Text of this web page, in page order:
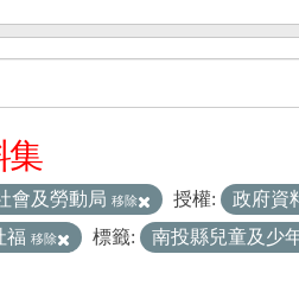
集
會及勞動局 移除 授權:
政府資
福 移除 標籤:
南投縣兒童及少